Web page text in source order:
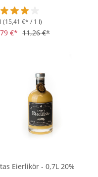
von 5 SternenBewertung
(15,41 €* / 1 l)
€* 11,26 €*
Eierlikör - 0,7L 20%